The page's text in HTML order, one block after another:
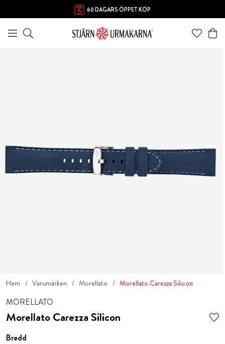
60 DAGARS ÖPPET KÖP
Hem Varumärken Morellato Morellato Carezza Silicon
MORELLATO
Morellato Carezza Silicon
Bredd